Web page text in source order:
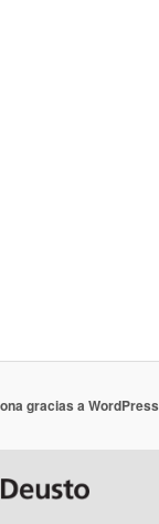
gracias a WordPress